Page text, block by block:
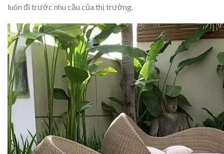
luôn đi trước nhu cầu của thị trường.